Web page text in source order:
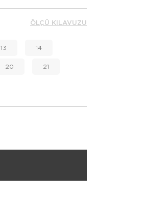
13 14
20 21
ÖLÇÜ KILAVUZU